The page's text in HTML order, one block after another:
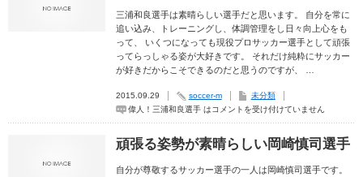
三浦和良選手は素晴らしい選手だと思います。 自分を常に
追い込み、トレーニングし、体調管理をし日々向上心をも
って、 いくつになっても現役プロサッカー選手として頑張
ってらっしゃる姿が大好きです。 それだけ純粋にサッカー
が好きだからこそできるのだと思うのですが、 …
2015.09.29 soccer-m
未分類
偉人！三浦和良選手 はコメントを受け付けていません
頑張る姿勢が素晴らしい岡崎慎司選手
自分が尊敬するサッカー選手の一人は岡崎慎司選手です。